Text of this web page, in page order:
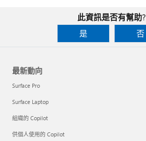
此資訊是否有幫助?
是
否
最新動向
Surface Pro
Surface Laptop
組織的 Copilot
供個人使用的 Copilot